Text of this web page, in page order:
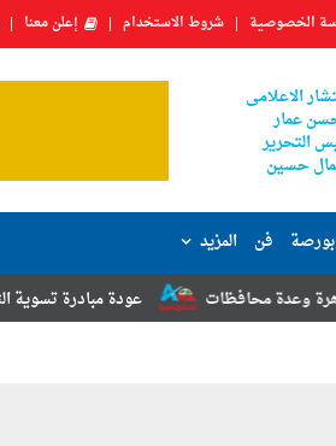
الخصوصية شروط الاستخدام إعلن معنا
الاعلامى
عمار
التحرير
حسين
فن المزيد
عودة مبادرة تسوية التجنيد وحوافز